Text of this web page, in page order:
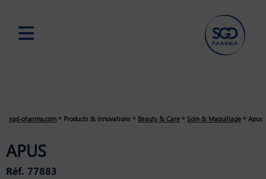
sgd-pharma.com » Products & Innovations » Beauty & Care » Soin & Maquillage » Apus
APUS
Réf. 77883